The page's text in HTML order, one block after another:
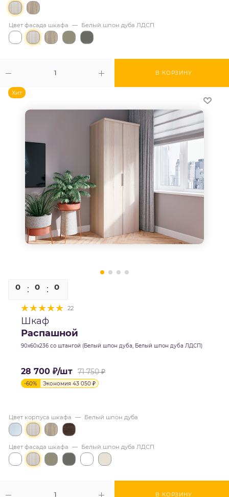
В КОРЗИНУ
Цвет фасада шкафа — Белый шпон дуба ЛДСП
Хит
0 0 0
22
Шкаф
Распашной
90х60х236 со штангой (Белый шпон дуба, Белый шпон дуба ЛДСП)
28 700 ₽/шт 71 750₽
-60% Экономия 43 050 ₽
В КОРЗИНУ
Цвет корпуса шкафа — Белый шпон дуба
Цвет фасада шкафа — Белый шпон дуба ЛДСП